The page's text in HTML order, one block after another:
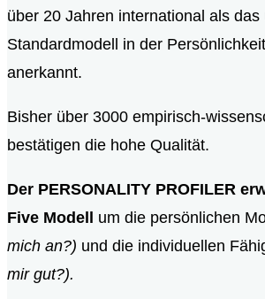
über 20 Jahren international als das
Standardmodell in der
anerkannt.
Bisher über 3000 empirisch-
bestätigen die hohe Qualität.
Der PERSONALITY PROFILER
Five Modell um die persönlichen
mich an?) und die individuellen
mir gut?).